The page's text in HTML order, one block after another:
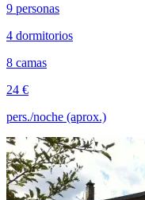
9 personas
4 dormitorios
8 camas
24 €
pers./noche (aprox.)